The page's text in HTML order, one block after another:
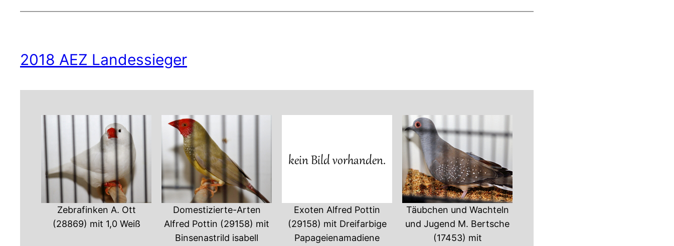
2018 AEZ Landessieger
Zebrafinken A. Ott
(28869) mit 1,0 Weiß
Domestizierte-Arten
Alfred Pottin (29158) mit
Binsenastrild isabell
Exoten Alfred Pottin
(29158) mit Dreifarbige
Papageienamadiene
Täubchen und Wachteln
und Jugend M. Bertsche
(17453) mit